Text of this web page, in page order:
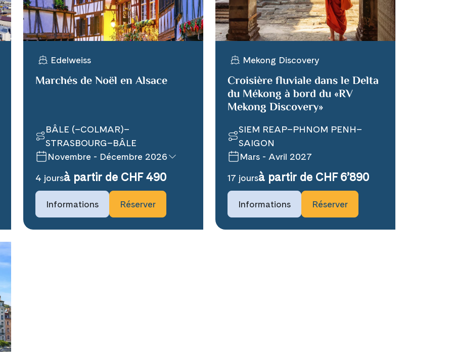
per E-Mail senden
Edelweiss
Marchés de Noël en Alsace
BÂLE (–COLMAR)–
STRASBOURG–BÂLE
Novembre - Décembre 2026
4 joursà partir de CHF 490
Informations Réserver
Mekong Discovery
Croisière fluviale dans le Delta
du Mékong à bord du «RV
Mekong Discovery»
SIEM REAP–PHNOM PENH–
SAIGON
Mars - Avril 2027
17 joursà partir de CHF 6’890
Informations Réserver
Prochaines dates de voyage
26 novembre 2026
2 décembre 2026
13 décembre 2026